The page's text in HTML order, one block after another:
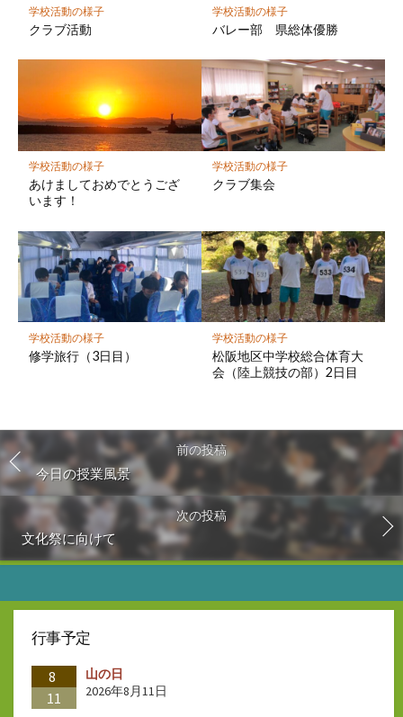
学校活動の様子
クラブ活動
学校活動の様子
バレー部 県総体優勝
学校活動の様子
あけましておめでとうござ
います！
学校活動の様子
クラブ集会
学校活動の様子
修学旅行（3日目）
学校活動の様子
松阪地区中学校総合体育大
会（陸上競技の部）2日目
前の投稿
今日の授業風景
次の投稿
文化祭に向けて
行事予定
8
11
山の日
2026年8月11日